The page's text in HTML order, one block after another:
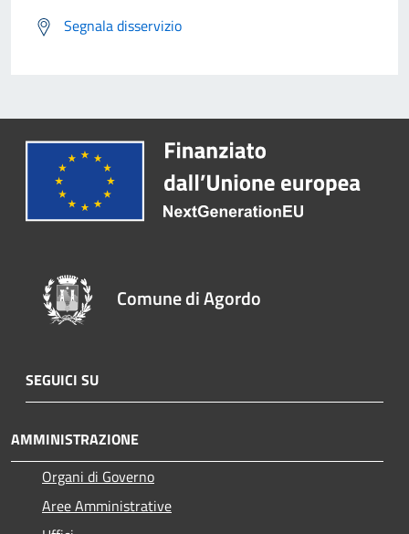
Segnala disservizio
Comune di Agordo
SEGUICI SU
AMMINISTRAZIONE
Organi di Governo
Aree Amministrative